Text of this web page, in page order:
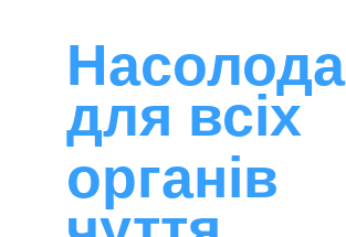
Насолода
для всіх
органів